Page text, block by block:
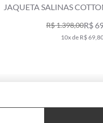
JAQUETA SALINAS
R$ 1.398,00R$
10x de R$